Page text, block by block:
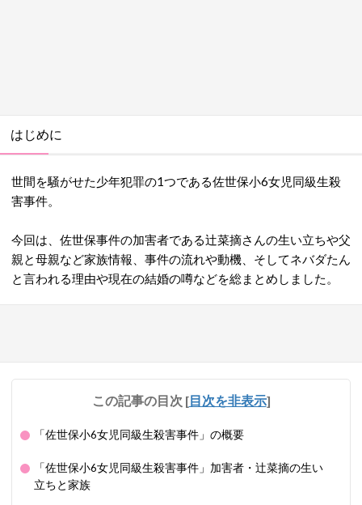
はじめに
世間を騒がせた少年犯罪の1つである佐世保小6女児同級生殺
害事件。
今回は、佐世保事件の加害者である辻菜摘さんの生い立ちや父
親と母親など家族情報、事件の流れや動機、そしてネバダたん
と言われる理由や現在の結婚の噂などを総まとめしました。
この記事の目次 [目次を非表示]
「佐世保小6女児同級生殺害事件」の概要
「佐世保小6女児同級生殺害事件」加害者・辻菜摘の生い
立ちと家族